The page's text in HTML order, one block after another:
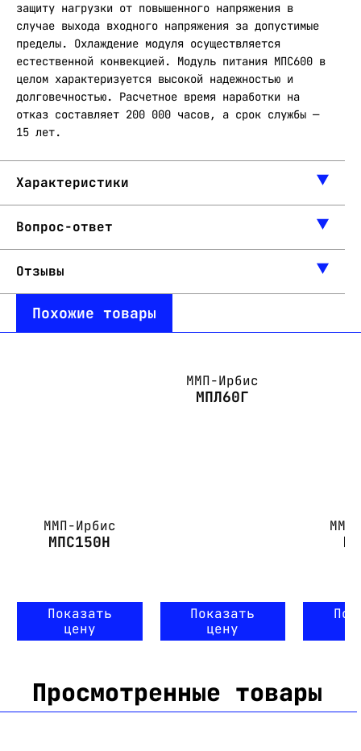
защиту нагрузки от повышенного напряжения в
случае выхода входного напряжения за допустимые
пределы. Охлаждение модуля осуществляется
естественной конвекцией. Модуль питания МПС600 в
целом характеризуется высокой надежностью и
долговечностью. Расчетное время наработки на
отказ составляет 200 000 часов, а срок службы —
15 лет.
Характеристики
Вопрос-ответ
Отзывы
Похожие товары
ММП-Ирбис
МПС150Н
Показать
цену
ММП-Ирбис
МПЛ60Г
Показать
цену
Просмотренные товары